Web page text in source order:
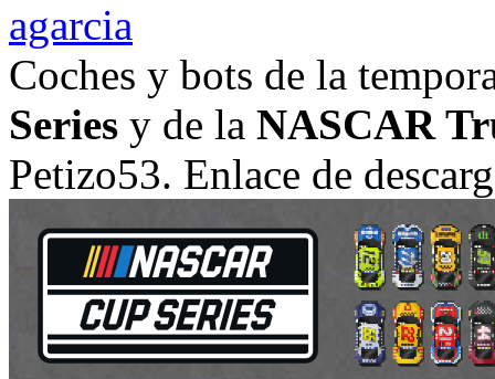
agarcia
Coches y bots de la
Series y de la NASCAR
Petizo53. Enlace de